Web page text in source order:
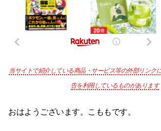
当サイトで紹介している商品・サービス等の外部リンク
告を利用しているものがあります
おはようございます。こももです。